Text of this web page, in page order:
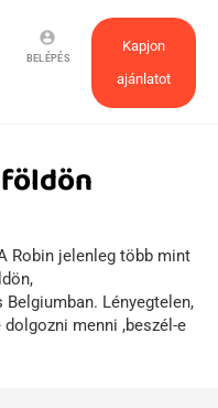
Kapjon
ajánlatot
account_circle
BELÉPÉS
Robin jelenleg több mint
Belgiumban. Lényegtelen,
dolgozni menni ,beszél-e